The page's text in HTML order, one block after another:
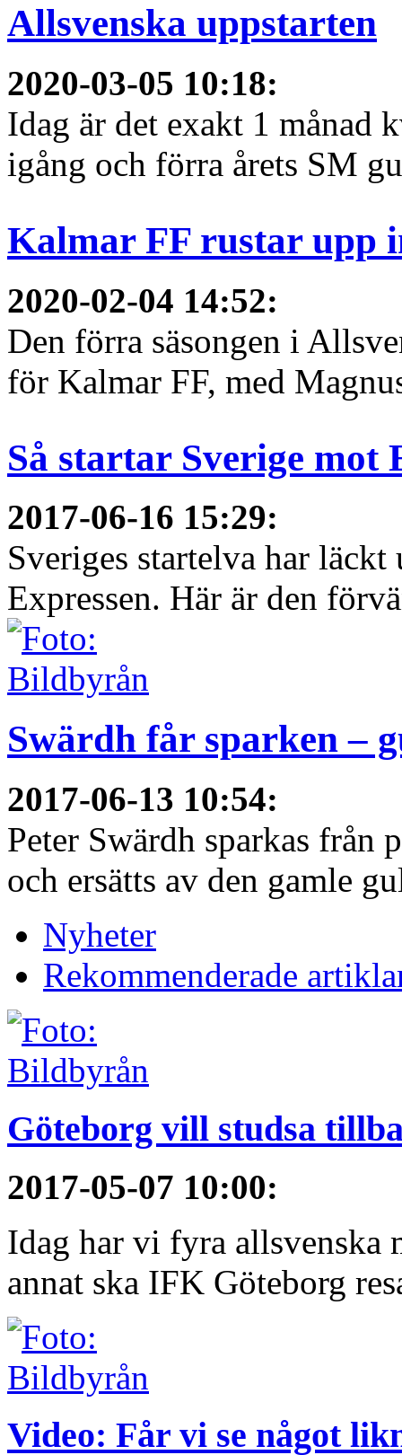
Allsvenska uppstarten
2020-03-05 10:18:
Idag är det exakt 1 månad
igång och förra årets SM
Kalmar FF rustar upp
2020-02-04 14:52:
Den förra säsongen i
för Kalmar FF, med
Så startar Sverige mot
2017-06-16 15:29:
Sveriges startelva har
Expressen. Här är den
Swärdh får sparken –
2017-06-13 10:54:
Peter Swärdh sparkas från
och ersätts av den gamle
Nyheter
Rekommenderade
Göteborg vill studsa
2017-05-07 10:00:
Idag har vi fyra allsvenska
annat ska IFK Göteborg
Video: Får vi se något